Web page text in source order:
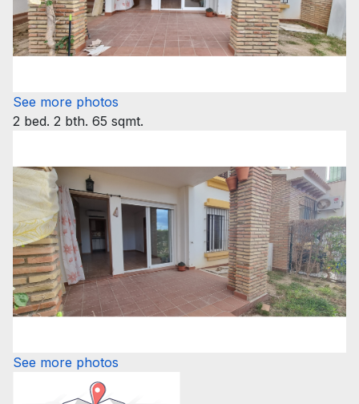
See more photos
2 bed. 2 bth. 65 sqmt.
See more photos